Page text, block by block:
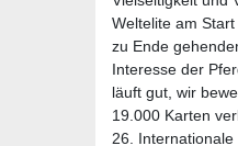
Weltelite am
zu Ende
Interesse der
läuft gut, wir
19.000 Karten
26. Internationale